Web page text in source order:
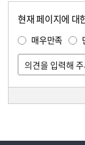
현재 페이지에 대
매우만족